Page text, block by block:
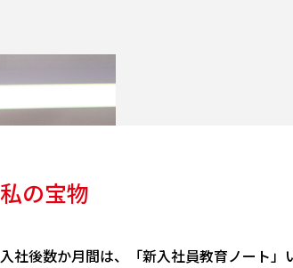
私の宝物
入社後数か月間は、「新入社員教育ノート